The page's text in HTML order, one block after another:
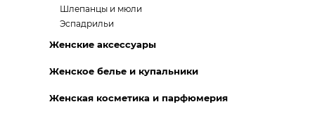
Шлепанцы и мюли
Эспадрильи
Женские аксессуары
Женское белье и купальники
Женская косметика и парфюмерия